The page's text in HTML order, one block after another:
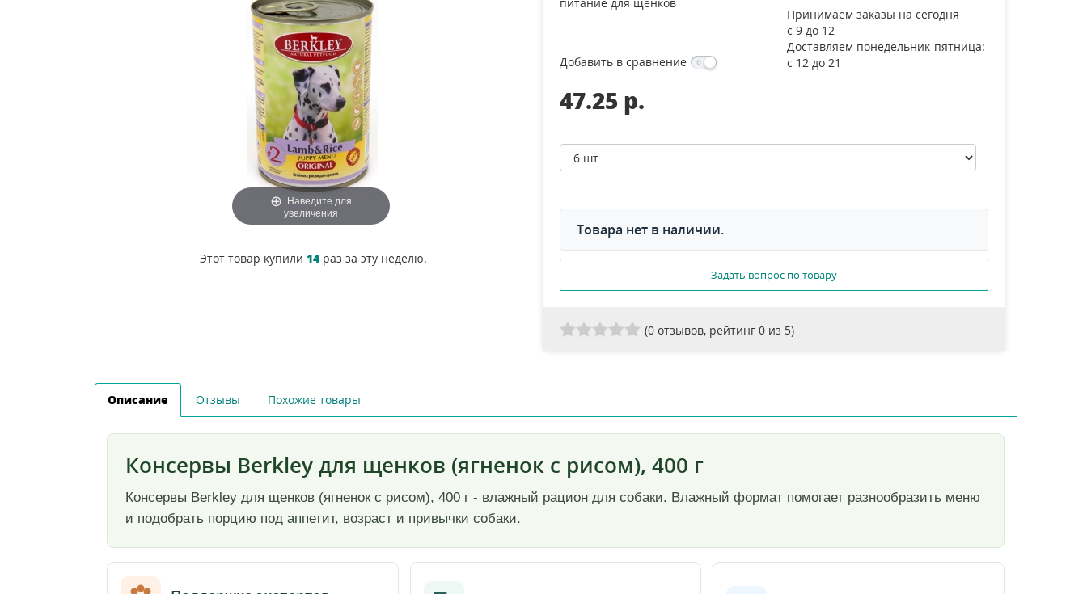
Наведите для
увеличения
Этот товар купили 14раз за эту неделю.
Добавить в сравнение
47.25 p.
Принимаем заказы на сегодня
с 9 до 12
Доставляем понедельник-пятница:
с 12 до 21
Товара нет в наличии.
Задать вопрос по товару
(0 отзывов, рейтинг 0 из 5)
Описание Отзывы Похожие товары
Консервы Berkley для щенков (ягненок с рисом), 400 г
Консервы Berkley для щенков (ягненок с рисом), 400 г - влажный рацион для собаки. Влажный формат помогает разнообразить меню
и подобрать порцию под аппетит, возраст и привычки собаки.